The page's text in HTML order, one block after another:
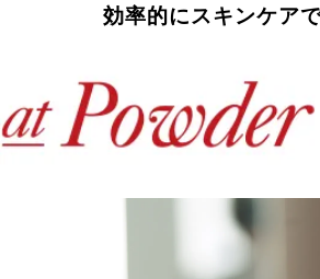
効率的にスキンケア